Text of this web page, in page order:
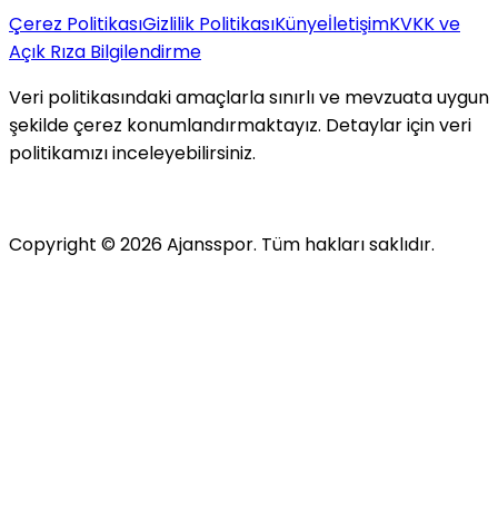
Çerez PolitikasıGizlilik PolitikasıKünyeİletişimKVKK ve
Açık Rıza Bilgilendirme
Veri politikasındaki amaçlarla sınırlı ve mevzuata uygun
şekilde çerez konumlandırmaktayız. Detaylar için veri
politikamızı inceleyebilirsiniz.
Copyright ©2026Ajansspor. Tüm hakları saklıdır.